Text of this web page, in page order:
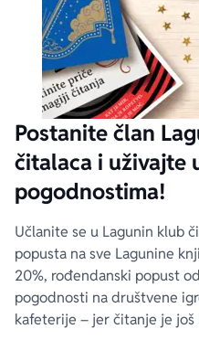
Postanite član
čitalaca i uživajte
pogodnostima!
Učlanite se u Lagunin klub
popusta na sve Lagunine
20%, rođendanski popust
pogodnosti na društvene
kafeterije – jer čitanje je još